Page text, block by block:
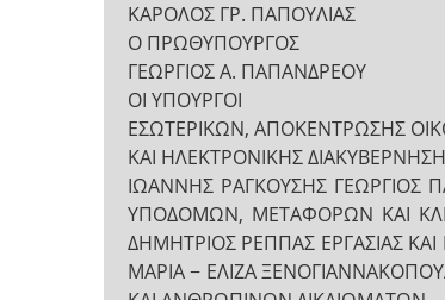
ΚΑΡΟΛΟΣ ΓΡ. ΠΑΠΟΥΛΙΑΣ
Ο ΠΡΩΘΥΠΟΥΡΓΟΣ
ΓΕΩΡΓΙΟΣ Α. ΠΑΠΑΝΔΡΕΟΥ
ΟΙ ΥΠΟΥΡΓΟΙ
ΕΣΩΤΕΡΙΚΩΝ, ΑΠΟΚΕΝΤΡΩΣΗΣ
ΚΑΙ ΗΛΕΚΤΡΟΝΙΚΗΣ
ΙΩΑΝΝΗΣ ΡΑΓΚΟΥΣΗΣ ΓΕΩΡΓΙΟΣ
ΥΠΟΔΟΜΩΝ, ΜΕΤΑΦΟΡΩΝ ΚΑΙ
ΔΗΜΗΤΡΙΟΣ ΡΕΠΠΑΣ ΕΡΓΑΣΙΑΣ
ΜΑΡΙΑ − ΕΛΙΖΑ